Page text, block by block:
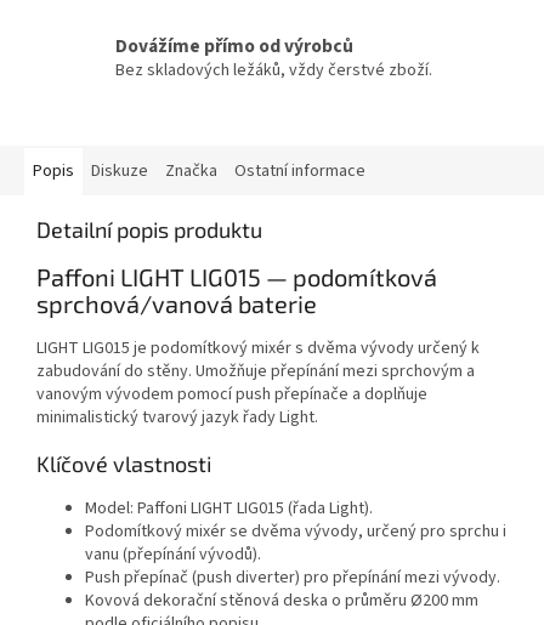
Dovážíme přímo od výrobců
Bez skladových ležáků, vždy čerstvé zboží.
Popis Diskuze Značka Ostatní informace
Detailní popis produktu
Paffoni LIGHT LIG015 — podomítková
sprchová/vanová baterie
LIGHT LIG015 je podomítkový mixér s dvěma vývody určený k
zabudování do stěny. Umožňuje přepínání mezi sprchovým a
vanovým vývodem pomocí push přepínače a doplňuje
minimalistický tvarový jazyk řady Light.
Klíčové vlastnosti
Model: Paffoni LIGHT LIG015 (řada Light).
Podomítkový mixér se dvěma vývody, určený pro sprchu i
vanu (přepínání vývodů).
Push přepínač (push diverter) pro přepínání mezi vývody.
Kovová dekorační stěnová deska o průměru Ø200 mm